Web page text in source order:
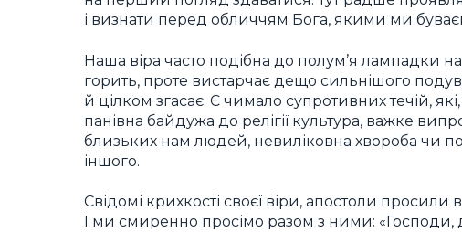
і визнати перед обличчям Бога, якими ми
Наша віра часто подібна до полум’я лампадки на
горить, проте вистарчає дещо сильнішого
й цілком згасає. Є чимало супротивних течій,
панівна байдужа до релігії культура, важке
близьких нам людей, невиліковна хвороба чи
іншого.
Свідомі крихкості своєї віри, апостоли просили
І ми смиренно просімо разом з ними: